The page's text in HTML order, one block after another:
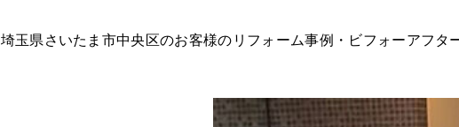
埼玉県さいたま市中央区のお客様のリフォーム事例・ビフォーアフタ